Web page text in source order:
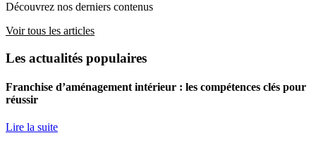
Découvrez nos derniers contenus
Voir tous les articles
Les actualités populaires
Franchise d’aménagement intérieur : les compétences clés pour
réussir
Lire la suite